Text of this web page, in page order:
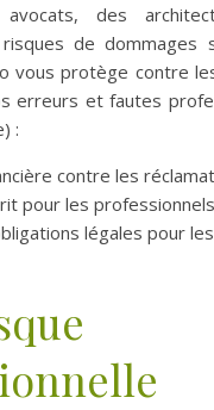
avocats, des
de dommages
vous protège contre
erreurs et fautes
:
contre les
pour les
légales pour